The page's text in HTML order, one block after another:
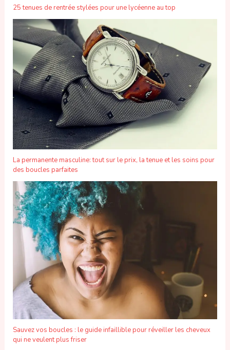
25 tenues de rentrée stylées pour une lycéenne au top
La permanente masculine: tout sur le prix, la tenue et les soins pour
des boucles parfaites
Sauvez vos boucles : le guide infaillible pour réveiller les cheveux
qui ne veulent plus friser